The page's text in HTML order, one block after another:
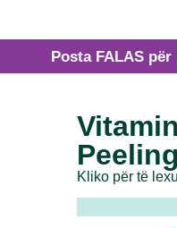
Posta FALAS për
Kliko për të